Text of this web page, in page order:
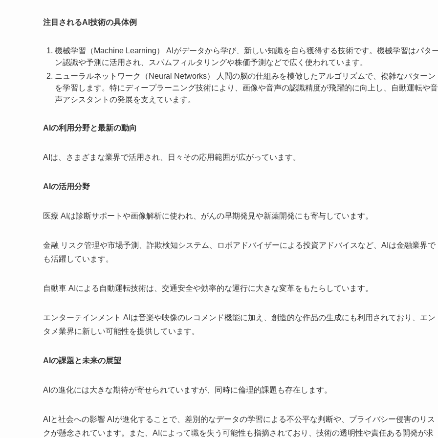
注目されるAI技術の具体例
機械学習（Machine Learning） AIがデータから学び、新しい知識を自ら獲得する技術です。機械学習はパタ
ン認識や予測に活用され、スパムフィルタリングや株価予測などで広く使われています。
ニューラルネットワーク（Neural Networks） 人間の脳の仕組みを模倣したアルゴリズムで、複雑なパターン
を学習します。特にディープラーニング技術により、画像や音声の認識精度が飛躍的に向上し、自動運転や音
声アシスタントの発展を支えています。
AIの利用分野と最新の動向
AIは、さまざまな業界で活用され、日々その応用範囲が広がっています。
AIの活用分野
医療 AIは診断サポートや画像解析に使われ、がんの早期発見や新薬開発にも寄与しています。
金融 リスク管理や市場予測、詐欺検知システム、ロボアドバイザーによる投資アドバイスなど、AIは金融業界で
も活躍しています。
自動車 AIによる自動運転技術は、交通安全や効率的な運行に大きな変革をもたらしています。
エンターテインメント AIは音楽や映像のレコメンド機能に加え、創造的な作品の生成にも利用されており、エン
タメ業界に新しい可能性を提供しています。
AIの課題と未来の展望
AIの進化には大きな期待が寄せられていますが、同時に倫理的課題も存在します。
AIと社会への影響 AIが進化することで、差別的なデータの学習による不公平な判断や、プライバシー侵害のリス
クが懸念されています。また、AIによって職を失う可能性も指摘されており、技術の透明性や責任ある開発が求